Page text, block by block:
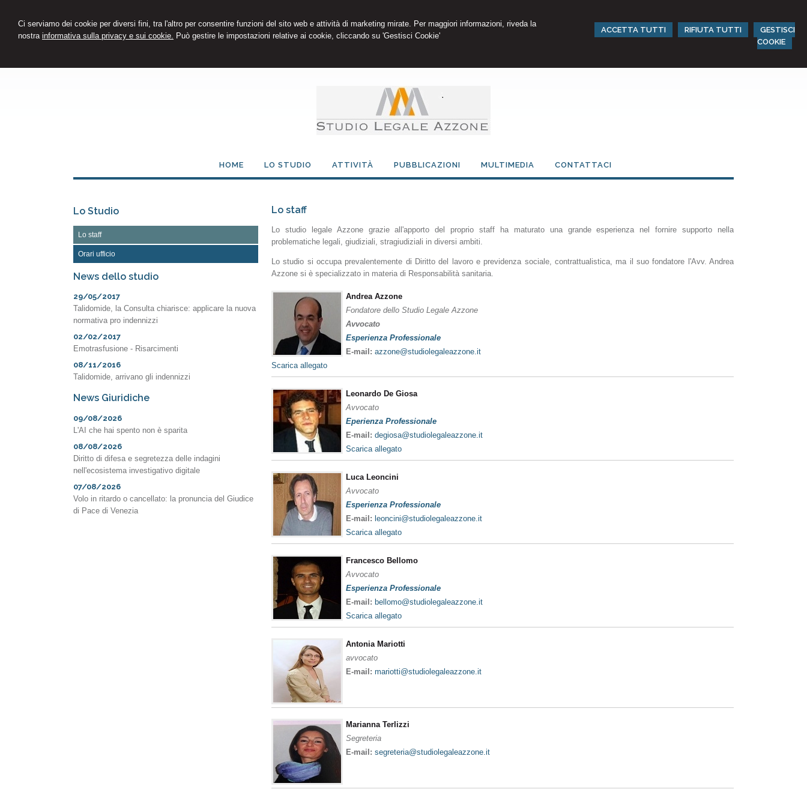
Ci serviamo dei cookie per diversi fini, tra l'altro per consentire funzioni del sito web e attività di marketing mirate. Per maggiori informazioni, riveda la
nostra informativa sulla privacy e sui cookie. Può gestire le impostazioni relative ai cookie, cliccando su 'Gestisci Cookie'
ACCETTA TUTTI RIFIUTA TUTTI
GESTISCI
COOKIE
HOME LO STUDIO ATTIVITÀ PUBBLICAZIONI MULTIMEDIA CONTATTACI
Lo staff
Lo studio legale Azzone grazie all'apporto del proprio staff ha maturato una grande esperienza nel fornire supporto nella
problematiche legali, giudiziali, stragiudiziali in diversi ambiti.
Lo studio si occupa prevalentemente di Diritto del lavoro e previdenza sociale, contrattualistica, ma il suo fondatore l'Avv. Andrea
Azzone si è specializzato in materia di Responsabilità sanitaria.
Andrea Azzone
Fondatore dello Studio Legale Azzone
Avvocato
Esperienza Professionale
E-mail: azzone@studiolegaleazzone.it
Scarica allegato
Leonardo De Giosa
Avvocato
Eperienza Professionale
E-mail: degiosa@studiolegaleazzone.it
Scarica allegato
Luca Leoncini
Avvocato
Esperienza Professionale
E-mail: leoncini@studiolegaleazzone.it
Scarica allegato
Francesco Bellomo
Avvocato
Esperienza Professionale
E-mail: bellomo@studiolegaleazzone.it
Scarica allegato
Antonia Mariotti
avvocato
E-mail: mariotti@studiolegaleazzone.it
Marianna Terlizzi
Segreteria
E-mail: segreteria@studiolegaleazzone.it
Lo Studio
Lo staff
Orari ufficio
News dello studio
29/05/2017
Talidomide, la Consulta chiarisce: applicare la nuova
normativa pro indennizzi
02/02/2017
Emotrasfusione - Risarcimenti
08/11/2016
Talidomide, arrivano gli indennizzi
News Giuridiche
09/08/2026
L'AI che hai spento non è sparita
08/08/2026
Diritto di difesa e segretezza delle indagini
nell'ecosistema investigativo digitale
07/08/2026
Volo in ritardo o cancellato: la pronuncia del Giudice
di Pace di Venezia